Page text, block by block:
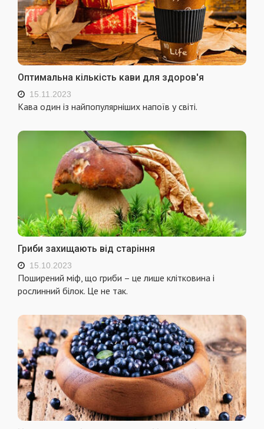
Оптимальна кількість кави для здоров'я
15.11.2023
Кава один із найпопулярніших напоїв у світі.
Гриби захищають від старіння
15.10.2023
Поширений міф, що гриби – це лише клітковина і
рослинний білок. Це не так.